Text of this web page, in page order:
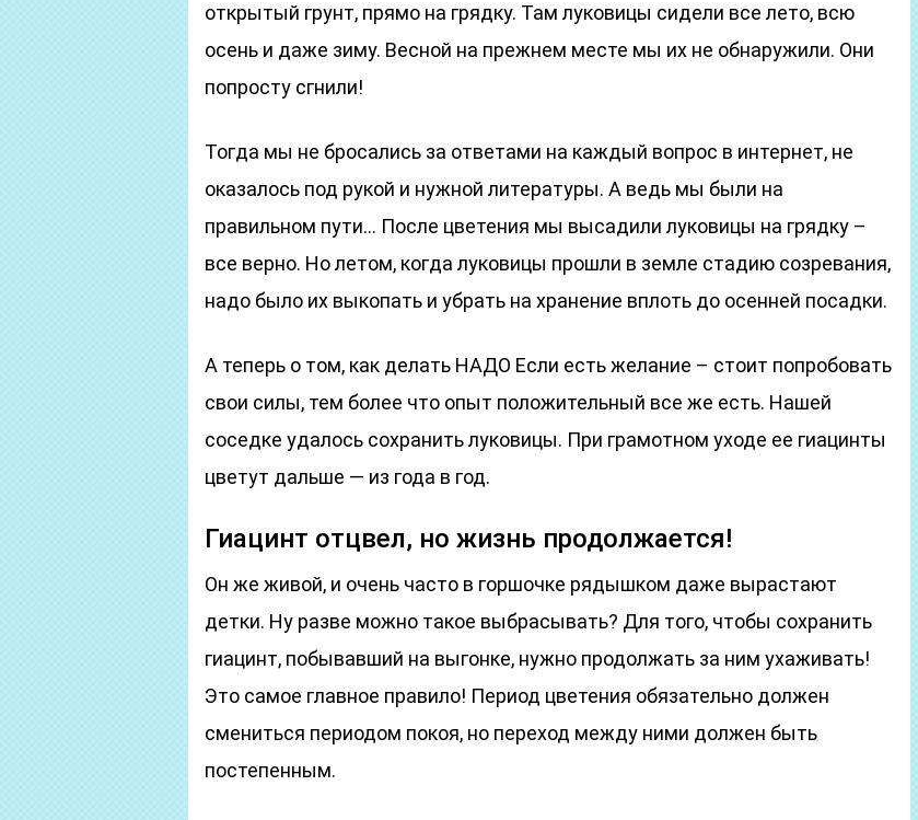
открытый грунт, прямо на грядку. Там луковицы сидели все лето, всю
осень и даже зиму. Весной на прежнем месте мы их не обнаружили. Они
попросту сгнили!
Тогда мы не бросались за ответами на каждый вопрос в интернет, не
оказалось под рукой и нужной литературы. А ведь мы были на
правильном пути… После цветения мы высадили луковицы на грядку –
все верно. Но летом, когда луковицы прошли в земле стадию созревания,
надо было их выкопать и убрать на хранение вплоть до осенней посадки.
А теперь о том, как делать НАДО Если есть желание – стоит попробовать
свои силы, тем более что опыт положительный все же есть. Нашей
соседке удалось сохранить луковицы. При грамотном уходе ее гиацинты
цветут дальше — из года в год.
Гиацинт отцвел, но жизнь продолжается!
Он же живой, и очень часто в горшочке рядышком даже вырастают
детки. Ну разве можно такое выбрасывать? Для того, чтобы сохранить
гиацинт, побывавший на выгонке, нужно продолжать за ним ухаживать!
Это самое главное правило! Период цветения обязательно должен
смениться периодом покоя, но переход между ними должен быть
постепенным.